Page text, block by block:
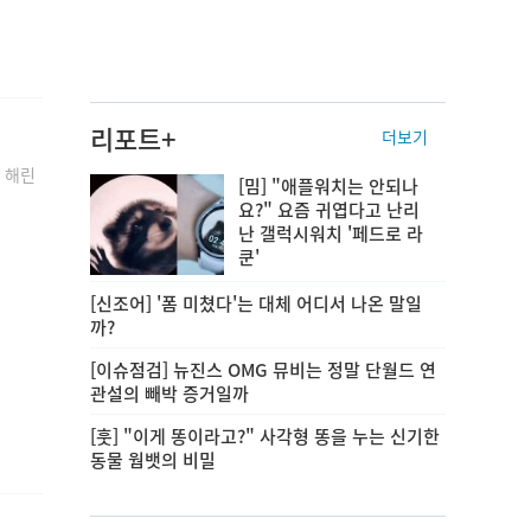
린
리포트+ 더보기
[밈] "애플워치는 안되나
요?" 요즘 귀엽다고 난리
난 갤럭시워치 '페드로 라
쿤'
[신조어] '폼 미쳤다'는 대체 어디서 나온 말일
까?
[이슈점검] 뉴진스 OMG 뮤비는 정말 단월드 연
관설의 빼박 증거일까
[훗] "이게 똥이라고?" 사각형 똥을 누는 신기한
동물 웜뱃의 비밀